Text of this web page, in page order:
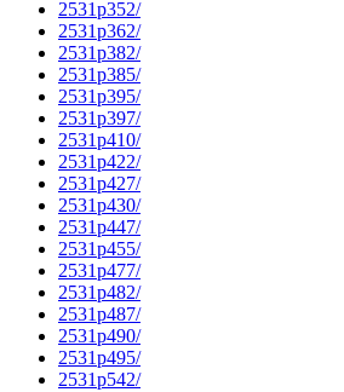
2531p352/
2531p362/
2531p382/
2531p385/
2531p395/
2531p397/
2531p410/
2531p422/
2531p427/
2531p430/
2531p447/
2531p455/
2531p477/
2531p482/
2531p487/
2531p490/
2531p495/
2531p542/